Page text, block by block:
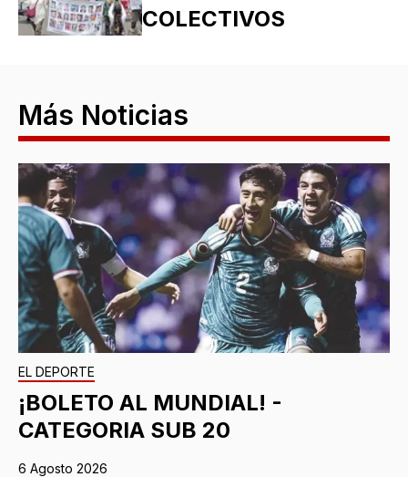
COLECTIVOS
Más Noticias
EL DEPORTE
¡BOLETO AL MUNDIAL! -
CATEGORIA SUB 20
6 Agosto 2026